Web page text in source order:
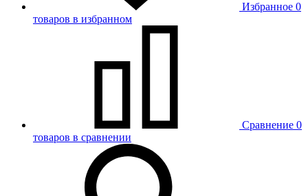
Избранное 0
товаров в избранном
Сравнение 0
товаров в сравнении